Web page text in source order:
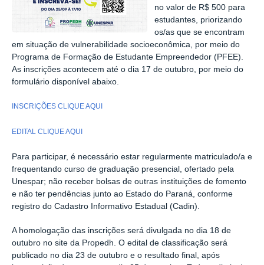
no valor de R$ 500 para
estudantes, priorizando
os/as que se encontram
em situação de vulnerabilidade socioeconômica, por meio do
Programa de Formação de Estudante Empreendedor (PFEE).
As inscrições acontecem até o dia 17 de outubro, por meio do
formulário disponível abaixo.
INSCRIÇÕES CLIQUE AQUI
EDITAL CLIQUE AQUI
Para participar, é necessário estar regularmente matriculado/a e
frequentando curso de graduação presencial, ofertado pela
Unespar; não receber bolsas de outras instituições de fomento
e não ter pendências junto ao Estado do Paraná, conforme
registro do Cadastro Informativo Estadual (Cadin)
A homologação das inscrições será divulgada no dia 18 de
outubro no site da Propedh. O edital de classificação será
publicado no dia 23 de outubro e o resultado final, após